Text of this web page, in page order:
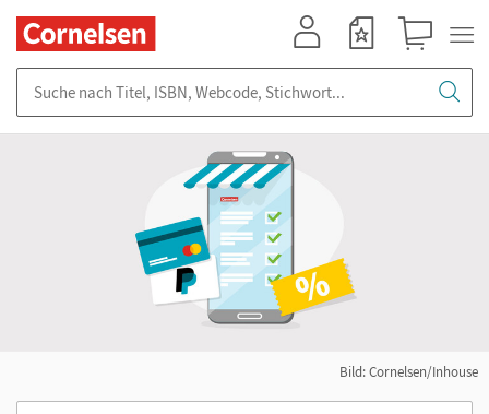
Bild: Cornelsen/Inhouse